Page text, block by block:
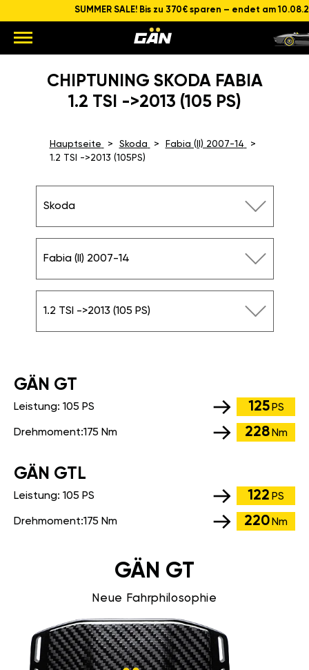
SUMMER SALE! Bis zu 370€ sparen – endet am
CHIPTUNING SKODA FABIA
1.2 TSI ->2013 (105 PS)
Hauptseite Skoda
Fabia (II) 2007-14
1.2 TSI ->2013 (105PS)
Skoda
Fabia (II) 2007-14
1.2 TSI ->2013 (105 PS)
GÄN GT
Leistung: 105 PS 125 PS
Drehmoment:175 Nm 228 Nm
GÄN GTL
Leistung: 105 PS 122 PS
Drehmoment:175 Nm 220 Nm
GÄN GT
Neue Fahrphilosophie